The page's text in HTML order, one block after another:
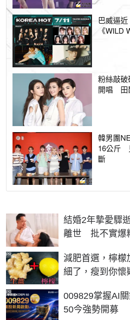
巴威逼
《WILD
粉絲敲
開唱 田
韓男團
16公斤
斷
結婚2年摯愛驟
離世 批不實爆
減肥首選，檸檬
細了，瘦到你懷
PR
009829掌握AI
50今強勢開募
PR